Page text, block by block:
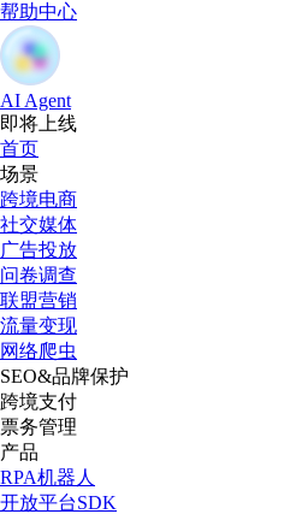
帮助中心
AI Agent
即将上线
首页
场景
跨境电商
社交媒体
广告投放
问卷调查
联盟营销
流量变现
网络爬虫
SEO&品牌保护
跨境支付
票务管理
产品
RPA机器人
开放平台SDK